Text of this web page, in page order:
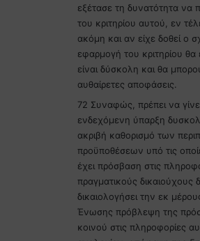
εξέτασε τη δυνατότητα να
του κριτηρίου αυτού, εν
ακόμη και αν είχε δοθεί ο
εφαρμογή του κριτηρίου
είναι δύσκολη και θα
αυθαίρετες αποφάσεις.
72 Συναφώς, πρέπει να
ενδεχόμενη ύπαρξη
ακριβή καθορισμό των
προϋποθέσεων υπό τις
έχει πρόσβαση στις
πραγματικούς δικαιούχους
δικαιολογήσει την εκ
Ένωσης πρόβλεψη της
κοινού στις πληροφορίες